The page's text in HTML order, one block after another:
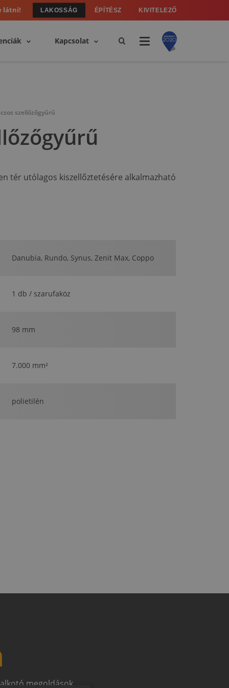
látni! LAKOSSÁG ÉPÍTÉSZ KIVITELEZŐ
Kapcsolat
szellőzőgyűrű
tér utólagos kiszellőztetésére alkalmazható
Danubia, Rundo, Synus, Zenit Max, Coppo
1 db / szarufaköz
98 mm
7.000 mm²
polietilén
megoldások.